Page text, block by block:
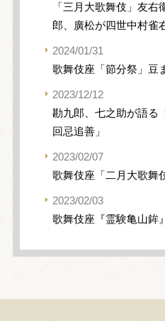
「三月大歌舞伎」友
郎、廣松が四世中村雀
2024/01/31
歌舞伎座「節分祭」豆
2023/12/12
勘九郎、七之助が語る
回忌追善」
2023/02/07
歌舞伎座「二月大歌舞
2023/02/03
歌舞伎座『霊験亀山鉾